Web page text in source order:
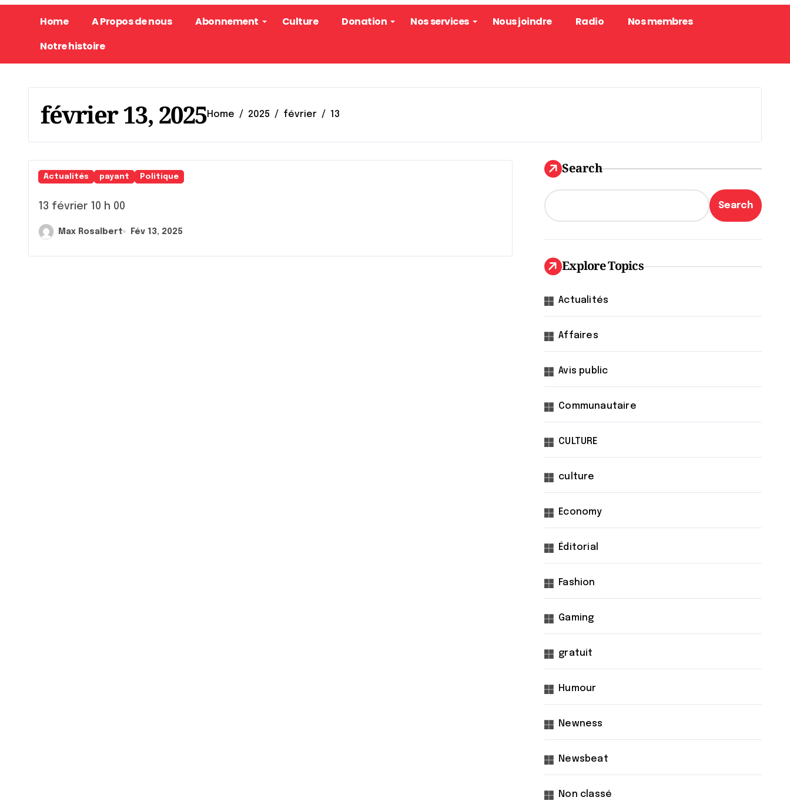
Home A Propos de nous Abonnement Culture Donation Nos services Nous joindre Radio
Nos membres
Notre histoire
février 13, 2025Home 2025 février 13
Actualités payant Politique
13 février 10 h 00
Max Rosalbert Fév 13, 2025
Search
Search
Explore Topics
Actualités
Affaires
Avis public
Communautaire
CULTURE
culture
Economy
Éditorial
Fashion
Gaming
gratuit
Humour
Newness
Newsbeat
Non classé